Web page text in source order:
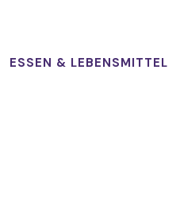
ESSEN & LEBENSMITTEL